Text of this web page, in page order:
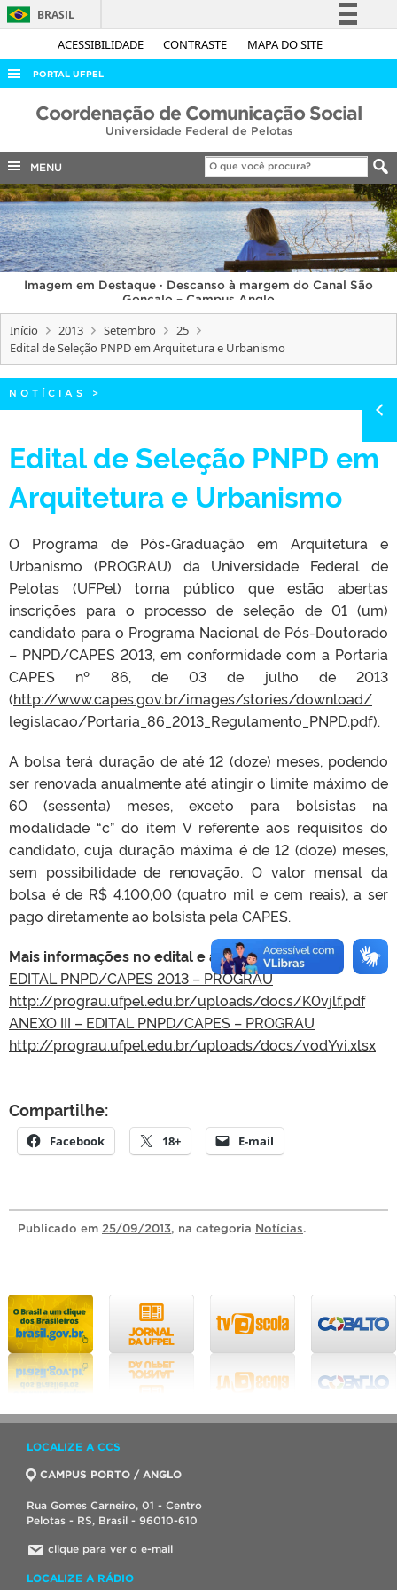
ACESSIBILIDADE CONTRASTE MAPA DO SITE
BRASIL
Simplifique!
Acesso à informação
Legislação
Canais
PORTAL UFPEL
ACESSO À INFORMAÇÃO
COBALTO
CONCURSOS
EDITAIS
INTERNACIONAL
OUVIDORIA
PORTARIAS
TELEFONES
Coordenação de Comunicação Social
Universidade Federal de Pelotas
MENU
Imagem em Destaque · Descanso à margem do Canal São
Gonçalo – Campus Anglo
Início 2013 Setembro
25
Edital de Seleção PNPD em Arquitetura e Urbanismo
NOTÍCIAS >
Edital de Seleção PNPD em
Arquitetura e Urbanismo
O Programa de Pós-Graduação em Arquitetura e
Urbanismo (PROGRAU) da Universidade Federal de
Pelotas (UFPel) torna público que estão abertas
inscrições para o processo de seleção de 01 (um)
candidato para o Programa Nacional de Pós-Doutorado
– PNPD/CAPES 2013, em conformidade com a Portaria
CAPES nº 86, de 03 de julho de 2013
(http://www.capes.gov.br/images/stories/download/
legislacao/Portaria_86_2013_ Regulamento_PNPD.pdf).
A bolsa terá duração de até 12 (doze) meses, podendo
ser renovada anualmente até atingir o limite máximo de
60 (sessenta) meses, exceto para bolsistas na
modalidade “c” do item V referente aos requisitos do
candidato, cuja duração máxima é de 12 (doze) meses,
sem possibilidade de renovação. O valor mensal da
bolsa é de R$ 4.100,00 (quatro mil e cem reais), a ser
pago diretamente ao bolsista pela CAPES.
Mais informações no edital e anexos:
EDITAL PNPD/CAPES 2013 – PROGRAU
http://prograu.ufpel.edu.br/uploads/docs/K0vjlf.pdf
ANEXO III – EDITAL PNPD/CAPES – PROGRAU
http://prograu.ufpel.edu.br/uploads/docs/vodYvi.xlsx
Compartilhe:
Facebook 18+ E-mail
Publicado em 25/09/2013, na categoria Notícias.
LOCALIZE A CCS
CAMPUS PORTO / ANGLO
Rua Gomes Carneiro, 01 - Centro
Pelotas - RS, Brasil - 96010-610
clique para ver o e-mail
LOCALIZE A RÁDIO